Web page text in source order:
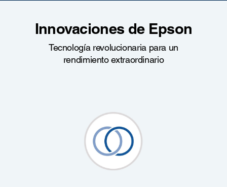
Innovaciones de Epson
Tecnología revolucionaria para un
rendimiento extraordinario